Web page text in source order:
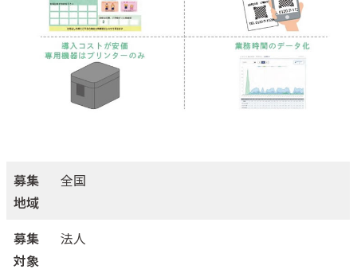
募集
地域
全国
募集
対象
法人